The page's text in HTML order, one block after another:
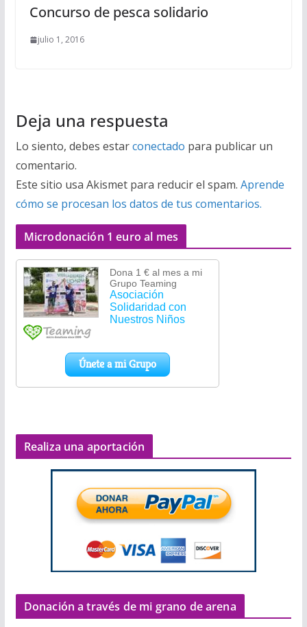
Concurso de pesca solidario
julio 1, 2016
Deja una respuesta
Lo siento, debes estarconectado para publicar un
comentario.
Este sitio usa Akismet para reducir el spam. Aprende
cómo se procesan los datos de tus comentarios.
Microdonación 1 euro al mes
Realiza una aportación
Donación a través de mi grano de arena